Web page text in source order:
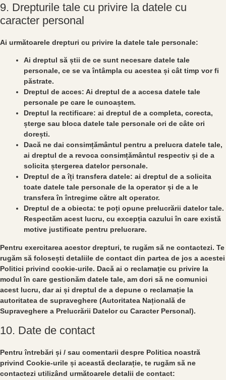
9. Drepturile tale cu privire la datele cu
caracter personal
Ai următoarele drepturi cu privire la datele tale personale:
Ai dreptul să știi de ce sunt necesare datele tale
personale, ce se va întâmpla cu acestea și cât timp vor fi
păstrate.
Dreptul de acces: Ai dreptul de a accesa datele tale
personale pe care le cunoaștem.
Dreptul la rectificare: ai dreptul de a completa, corecta,
șterge sau bloca datele tale personale ori de câte ori
dorești.
Dacă ne dai consimțământul pentru a prelucra datele tale,
ai dreptul de a revoca consimțământul respectiv și de a
solicita ștergerea datelor personale.
Dreptul de a îți transfera datele: ai dreptul de a solicita
toate datele tale personale de la operator și de a le
transfera în întregime către alt operator.
Dreptul de a obiecta: te poți opune prelucrării datelor tale.
Respectăm acest lucru, cu excepția cazului în care există
motive justificate pentru prelucrare.
Pentru exercitarea acestor drepturi, te rugăm să ne contactezi. Te
rugăm să folosești detaliile de contact din partea de jos a acestei
Politici privind cookie-urile. Dacă ai o reclamație cu privire la
modul în care gestionăm datele tale, am dori să ne comunici
acest lucru, dar ai și dreptul de a depune o reclamație la
autoritatea de supraveghere (Autoritatea Națională de
Supraveghere a Prelucrării Datelor cu Caracter Personal).
10. Date de contact
Pentru întrebări și / sau comentarii despre Politica noastră
privind Cookie-urile și această declarație, te rugăm să ne
contactezi utilizând următoarele detalii de contact: